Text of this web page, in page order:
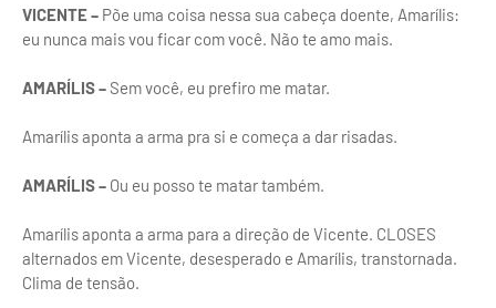
VICENTE – Põe uma coisa nessa sua cabeça doente, Amarílis:
eu nunca mais vou ficar com você. Não te amo mais.
AMARÍLIS – Sem você, eu prefiro me matar.
Amarílis aponta a arma pra si e começa a dar risadas.
AMARÍLIS – Ou eu posso te matar também.
Amarílis aponta a arma para a direção de Vicente. CLOSES
alternados em Vicente, desesperado e Amarílis, transtornada.
Clima de tensão.